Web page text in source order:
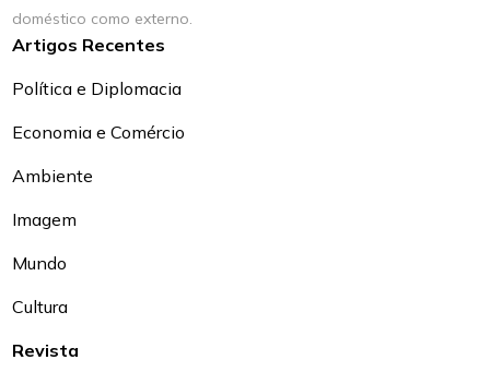
doméstico como externo.
Artigos Recentes
Política e Diplomacia
Economia e Comércio
Ambiente
Imagem
Mundo
Cultura
Revista